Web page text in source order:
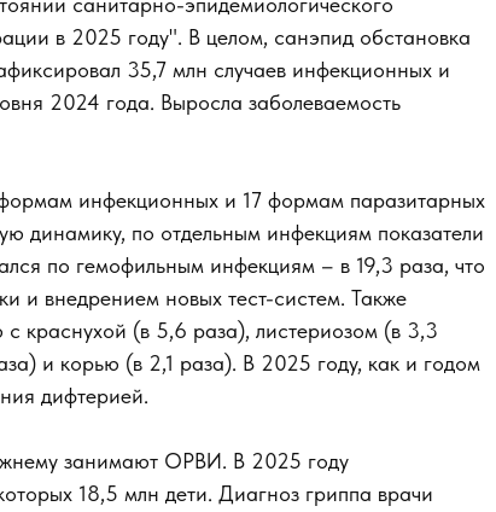
в 2025 году". В целом, санэпид обстановка
35,7 млн случаев инфекционных и
2024 года. Выросла заболеваемость
инфекционных и 17 формам паразитарных
динамику, по отдельным инфекциям показатели
по гемофильным инфекциям – в 19,3 раза, что
и внедрением новых тест-систем. Также
краснухой (в 5,6 раза), листериозом (в 3,3
и корью (в 2,1 раза). В 2025 году, как и годом
дифтерией.
занимают ОРВИ. В 2025 году
18,5 млн дети. Диагноз гриппа врачи